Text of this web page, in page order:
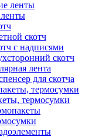
скотч
с надписями
скотч
лента
для скотча
термосумки